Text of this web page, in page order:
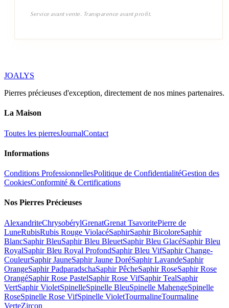
Service avant vente. Transparence avant profit.
JOALYS
Pierres précieuses d'exception, directement de nos mines partenaires.
La Maison
Toutes les pierresJournalContact
Informations
Conditions ProfessionnellesPolitique de ConfidentialitéGestion des
CookiesConformité & Certifications
Nos Pierres Précieuses
AlexandriteChrysobérylGrenatGrenat TsavoritePierre de
LuneRubisRubis Rouge ViolacéSaphirSaphir BicoloreSaphir
BlancSaphir BleuSaphir Bleu BleuetSaphir Bleu GlacéSaphir Bleu
RoyalSaphir Bleu Royal ProfondSaphir Bleu VifSaphir Change-
CouleurSaphir JauneSaphir Jaune DoréSaphir LavandeSaphir
OrangeSaphir PadparadschaSaphir PêcheSaphir RoseSaphir Rose
OrangéSaphir Rose PastelSaphir Rose VifSaphir TealSaphir
VertSaphir VioletSpinelleSpinelle BleuSpinelle MahengeSpinelle
RoseSpinelle Rose VifSpinelle VioletTourmalineTourmaline
VerteZircon